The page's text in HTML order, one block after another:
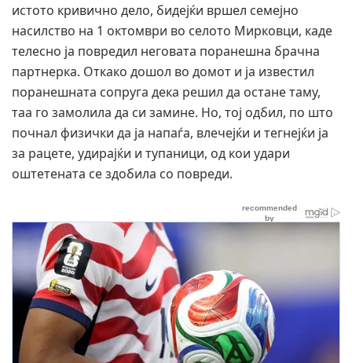
истото кривично дело, бидејќи вршел семејно
насилство на 1 октомври во селото Мирковци, каде
телесно ја повредил неговата поранешна брачна
партнерка. Откако дошол во домот и ја известил
поранешната сопруга дека решил да остане таму,
таа го замолила да си замине. Но, тој одбил, по што
почнал физички да ја напаѓа, влечејќи и тегнејќи ја
за рацете, удирајќи и тупаници, од кои удари
оштетената се здобила со повреди.